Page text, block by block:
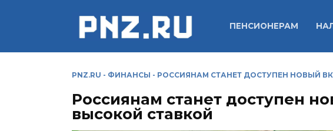
ПЕНСИОНЕРАМ
PNZ.RU - ФИНАНСЫ - РОССИЯНАМ СТАНЕТ ДОСТУПЕН НОВЫЙ
Россиянам станет доступен
высокой ставкой